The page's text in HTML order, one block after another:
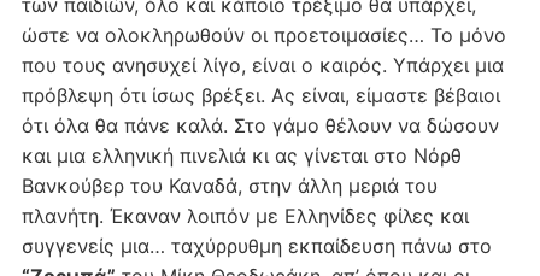
των παιδιών, όλο και κάποιο τρέξιμο θα υπάρχει,
ώστε να ολοκληρωθούν οι προετοιμασίες… Το μόνο
που τους ανησυχεί λίγο, είναι ο καιρός. Υπάρχει μια
πρόβλεψη ότι ίσως βρέξει. Ας είναι, είμαστε βέβαιοι
ότι όλα θα πάνε καλά. Στο γάμο θέλουν να δώσουν
και μια ελληνική πινελιά κι ας γίνεται στο Νόρθ
Βανκούβερ του Καναδά, στην άλλη μεριά του
πλανήτη. Έκαναν λοιπόν με Ελληνίδες φίλες και
συγγενείς μια… ταχύρρυθμη εκπαίδευση πάνω στο